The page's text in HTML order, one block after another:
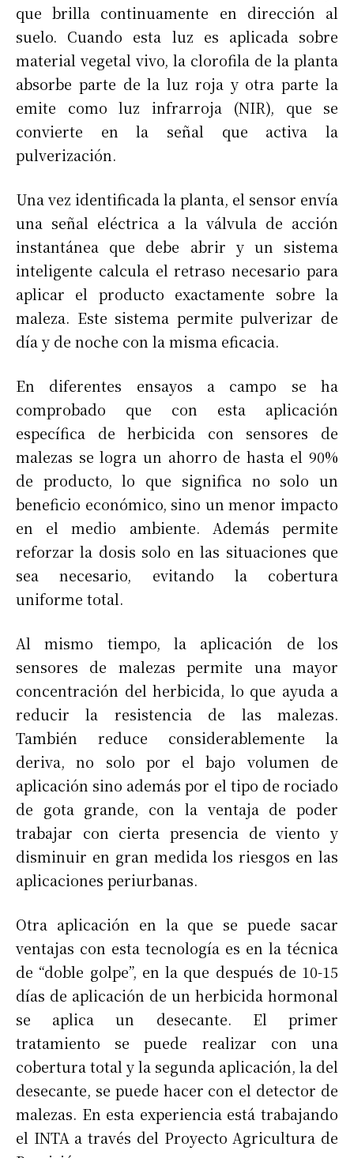
que brilla continuamente en dirección al
suelo. Cuando esta luz es aplicada sobre
material vegetal vivo, la clorofila de la planta
absorbe parte de la luz roja y otra parte la
emite como luz infrarroja (NIR), que se
convierte en la señal que activa la
pulverización.
Una vez identificada la planta, el sensor envía
una señal eléctrica a la válvula de acción
instantánea que debe abrir y un sistema
inteligente calcula el retraso necesario para
aplicar el producto exactamente sobre la
maleza. Este sistema permite pulverizar de
día y de noche con la misma eficacia.
En diferentes ensayos a campo se ha
comprobado que con esta aplicación
específica de herbicida con sensores de
malezas se logra un ahorro de hasta el 90%
de producto, lo que significa no solo un
beneficio económico, sino un menor impacto
en el medio ambiente. Además permite
reforzar la dosis solo en las situaciones que
sea necesario, evitando la cobertura
uniforme total.
Al mismo tiempo, la aplicación de los
sensores de malezas permite una mayor
concentración del herbicida, lo que ayuda a
reducir la resistencia de las malezas.
También reduce considerablemente la
deriva, no solo por el bajo volumen de
aplicación sino además por el tipo de rociado
de gota grande, con la ventaja de poder
trabajar con cierta presencia de viento y
disminuir en gran medida los riesgos en las
aplicaciones periurbanas.
Otra aplicación en la que se puede sacar
ventajas con esta tecnología es en la técnica
de “doble golpe”, en la que después de 10-15
días de aplicación de un herbicida hormonal
se aplica un desecante. El primer
tratamiento se puede realizar con una
cobertura total y la segunda aplicación, la del
desecante, se puede hacer con el detector de
malezas. En esta experiencia está trabajando
el INTA a través del Proyecto Agricultura de